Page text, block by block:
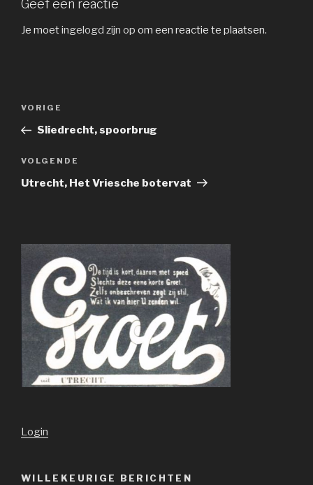
Geef een reactie
Je moetingelogd zijn op om een reactie te plaatsen.
Vorig
bericht
VORIGE
Sliedrecht, spoorbrug
Volgend
bericht
VOLGENDE
Utrecht, Het Vriesche botervat
Login
WILLEKEURIGE BERICHTEN